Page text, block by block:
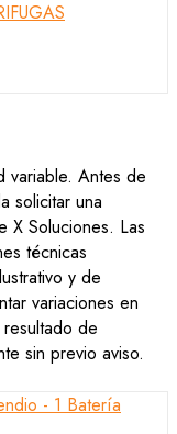
variable. Antes de
solicitar una
X Soluciones. Las
técnicas
y de
variaciones en
de
sin previo aviso.